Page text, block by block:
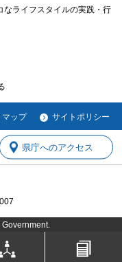
なライフスタイルの実践・行
マップ サイトポリシー
県庁へのアクセス